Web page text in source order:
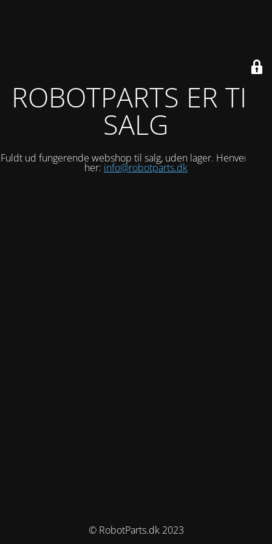
ROBOTPARTS ER TIL
SALG
Fuldt ud fungerende webshop til salg, uden lager. Henvend dig
her: info@robotparts.dk
© RobotParts.dk 2023